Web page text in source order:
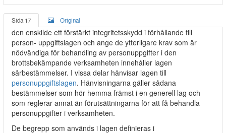
Sida 17 Original
den enskilde ett förstärkt integritetsskydd i förhållande till
person- uppgiftslagen och ange de ytterligare krav som är
nödvändiga för behandling av personuppgifter i den
brottsbekämpande verksamheten innehåller lagen
sårbestämmelser. I vissa delar hänvisar lagen till
personuppgiftslagen. Hänvisningarna gäller sådana
bestämmelser som hör hemma främst i en generell lag och
som reglerar annat än förutsättningarna för att få behandla
personuppgifter i verksamheten.
De begrepp som används i lagen definieras i